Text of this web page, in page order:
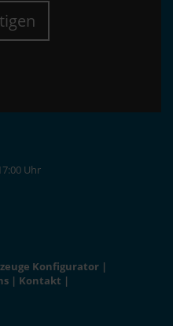
Uhr
Konfigurator |
| Kontakt |